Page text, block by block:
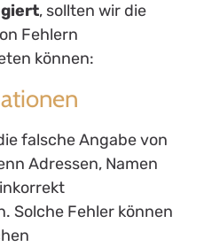
, sollten wir die
Fehlern
können:
falsche Angabe von
Adressen, Namen
Solche Fehler können